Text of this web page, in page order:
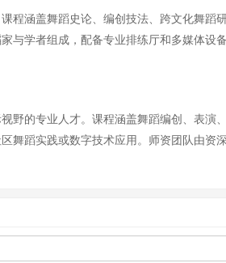
程涵盖舞蹈史论、编创技法、跨文化舞
与学者组成，配备专业排练厅和多媒体
野的专业人才。课程涵盖舞蹈编创、表
舞蹈实践或数字技术应用。师资团队由